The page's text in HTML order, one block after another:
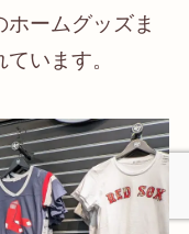
ームグッズま
います。